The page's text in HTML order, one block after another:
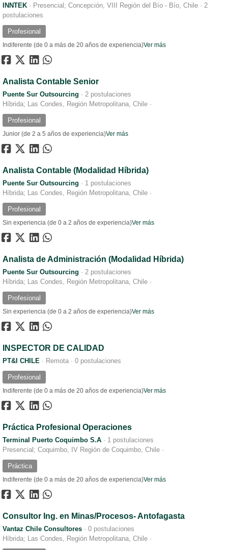
INNTEK · Presencial; Concepción, VIII Región del Bío - Bío, Chile · 2
postulaciones
Profesional
Indiferente (de 0 a más de 20 años de experiencia)Ver más
Analista Contable Senior
Puente Sur Outsourcing ·
Híbrida; Las Condes, Región Metropolitana, Chile ·
2 postulaciones
Profesional
Junior (de 2 a 5 años de experiencia)Ver más
Analista Contable (Modalidad Híbrida)
Puente Sur Outsourcing ·
Híbrida; Las Condes, Región Metropolitana, Chile ·
1 postulaciones
Profesional
Sin experiencia (de 0 a 2 años de experiencia)Ver más
Analista de Administración (Modalidad Híbrida)
Puente Sur Outsourcing ·
Híbrida; Las Condes, Región Metropolitana, Chile ·
2 postulaciones
Profesional
Sin experiencia (de 0 a 2 años de experiencia)Ver más
INSPECTOR DE CALIDAD
PT&I CHILE · Remota · 0 postulaciones
Profesional
Indiferente (de 0 a más de 20 años de experiencia)Ver más
Práctica Profesional Operaciones
Terminal Puerto Coquimbo S.A ·
Presencial; Coquimbo, IV Región de Coquimbo, Chile ·
1 postulaciones
Práctica
Indiferente (de 0 a más de 20 años de experiencia)Ver más
Consultor Ing. en Minas/Procesos- Antofagasta
Vantaz Chile Consultores ·
Híbrida; Las Condes, Región Metropolitana, Chile ·
0 postulaciones